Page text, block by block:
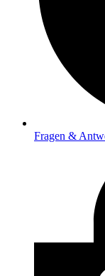
Fragen &